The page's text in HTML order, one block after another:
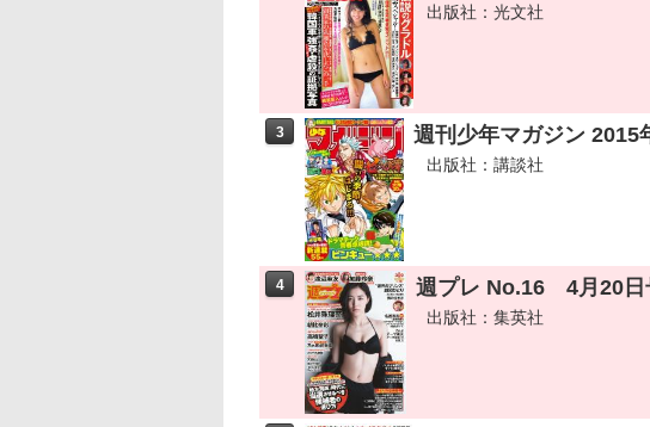
出版社：光文社
3 週刊少年マガジン 2015
出版社：講談社
4 週プレ No.16 4月20日
出版社：集英社